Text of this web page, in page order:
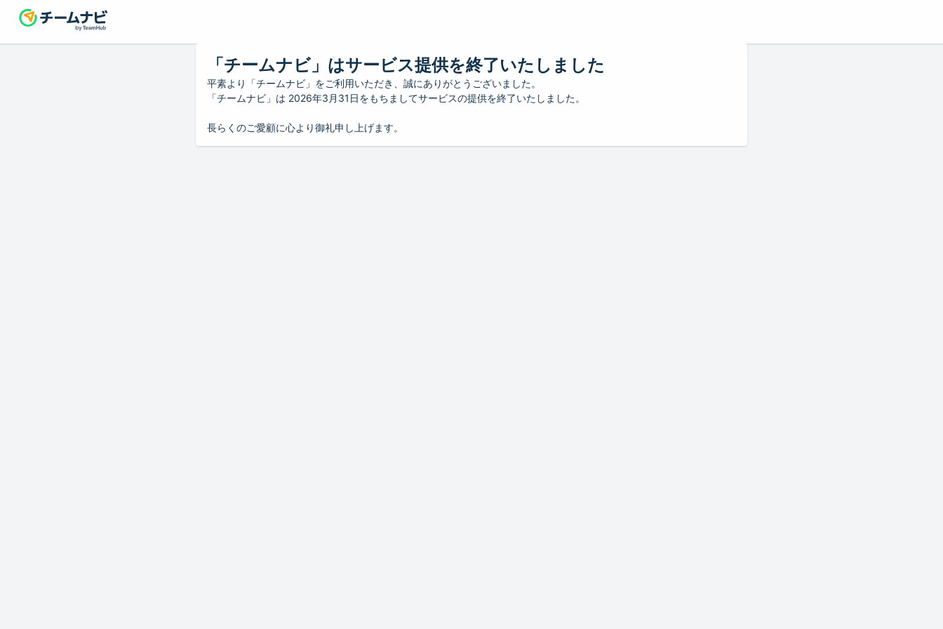
「チームナビ」はサービス提供を終了いたしました
平素より「チームナビ」をご利用いただき、誠にありがとうございました。
「チームナビ」は 2026年3月31日をもちましてサービスの提供を終了いたしました。
長らくのご愛顧に心より御礼申し上げます。